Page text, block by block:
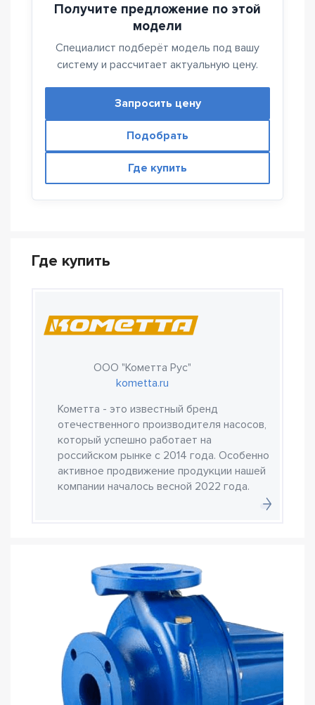
Получите предложение по этой
модели
Специалист подберёт модель под вашу
систему и рассчитает актуальную цену.
Запросить цену
Подобрать
Где купить
Где купить
ООО "Кометта Рус"
kometta.ru
Кометта - это известный бренд
отечественного производителя насосов,
который успешно работает на
российском рынке с 2014 года. Особенно
активное продвижение продукции нашей
компании началось весной 2022 года.